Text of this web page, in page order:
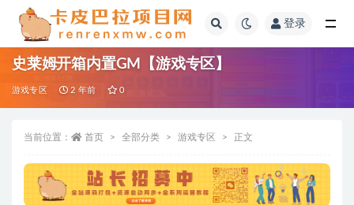
登录
史莱姆开箱内置GM【游戏专区】
游戏专区 2 年前 0
当前位置： 首页 全部分类 游戏专区 正文
全部